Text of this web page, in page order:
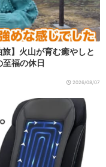
】火山が育む癒やしと
福の休日
2026/08/07